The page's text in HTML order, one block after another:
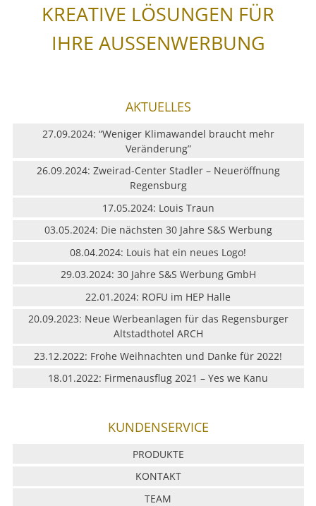
KREATIVE LÖSUNGEN FÜR
IHRE AUSSENWERBUNG
AKTUELLES
27.09.2024: “Weniger Klimawandel braucht mehr
Veränderung”
26.09.2024: Zweirad-Center Stadler – Neueröffnung
Regensburg
17.05.2024: Louis Traun
03.05.2024: Die nächsten 30 Jahre S&S Werbung
08.04.2024: Louis hat ein neues Logo!
29.03.2024: 30 Jahre S&S Werbung GmbH
22.01.2024: ROFU im HEP Halle
20.09.2023: Neue Werbeanlagen für das Regensburger
Altstadthotel ARCH
23.12.2022: Frohe Weihnachten und Danke für 2022!
18.01.2022: Firmenausflug 2021 – Yes we Kanu
KUNDENSERVICE
PRODUKTE
KONTAKT
TEAM